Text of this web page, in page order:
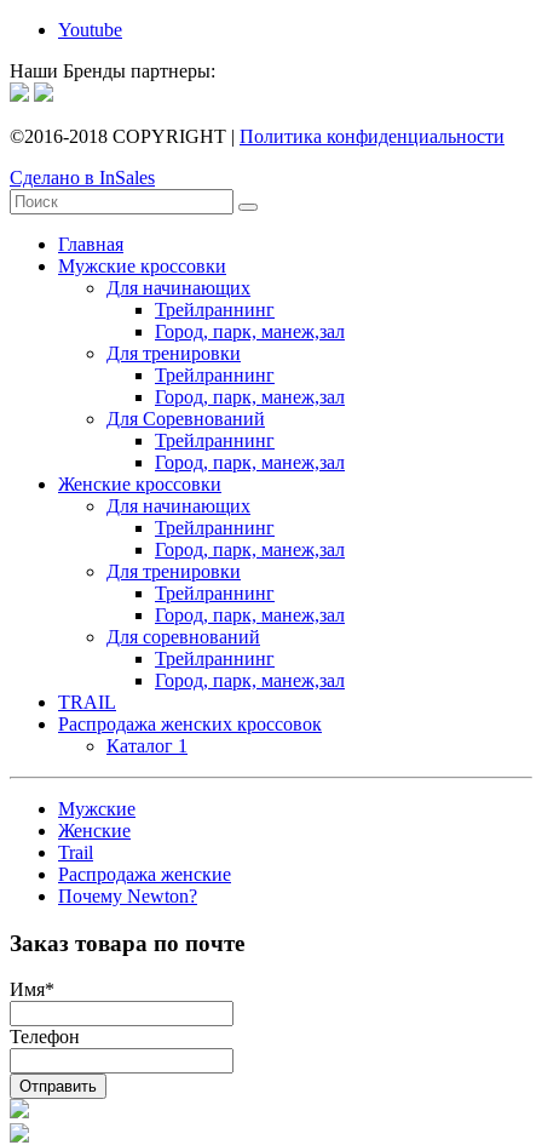
Youtube
Наши Бренды партнеры:
©2016-2018 COPYRIGHT | Политика конфиденциальности
Сделано в InSales
Главная
Мужские кроссовки
Для начинающих
Трейлраннинг
Город, парк, манеж,зал
Для тренировки
Трейлраннинг
Город, парк, манеж,зал
Для Соревнований
Трейлраннинг
Город, парк, манеж,зал
Женские кроссовки
Для начинающих
Трейлраннинг
Город, парк, манеж,зал
Для тренировки
Трейлраннинг
Город, парк, манеж,зал
Для соревнований
Трейлраннинг
Город, парк, манеж,зал
TRAIL
Распродажа женских кроссовок
Каталог 1
Мужские
Женские
Trail
Распродажа женские
Почему Newton?
Заказ товара по почте
Имя*
Телефон
Отправить